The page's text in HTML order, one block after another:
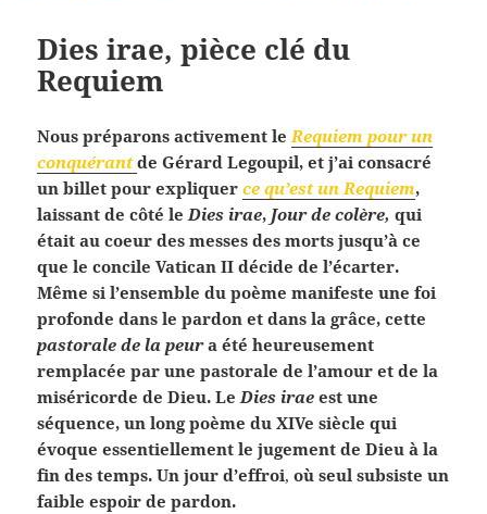
Dies irae, pièce clé du
Requiem
Nous préparons activement leRequiem pour un
conquérantde Gérard Legoupil, et j’ai consacré
un billet pour expliquerce qu’est un Requiem,
laissant de côté leDies irae, Jour de colère, qui
était au coeur des messes des morts jusqu’à ce
que le concile Vatican II décide de l’écarter.
Même si l’ensemble du poème manifeste une foi
profonde dans le pardon et dans la grâce, cette
pastorale de la peura été heureusement
remplacée par une pastorale de l’amour et de la
miséricorde de Dieu. LeDies irae est une
séquence, un long poème du XIVe siècle qui
évoque essentiellement le jugement de Dieu à la
fin des temps. Un jour d’effroi, où seul subsiste un
faible espoir de pardon.